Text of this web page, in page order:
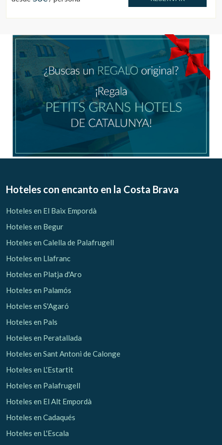
Hoteles con encanto en la Costa Brava
Hoteles en El Baix Empordà
Hoteles en Begur
Hoteles en Calella de Palafrugell
Hoteles en Llafranc
Hoteles en Platja d'Aro
Hoteles en Palamós
Hoteles en S'Agaró
Hoteles en Pals
Hoteles en Peratallada
Hoteles en Sant Antoni de Calonge
Hoteles en L'Estartit
Hoteles en Palafrugell
Hoteles en El Alt Empordà
Hoteles en Cadaqués
Hoteles en L'Escala